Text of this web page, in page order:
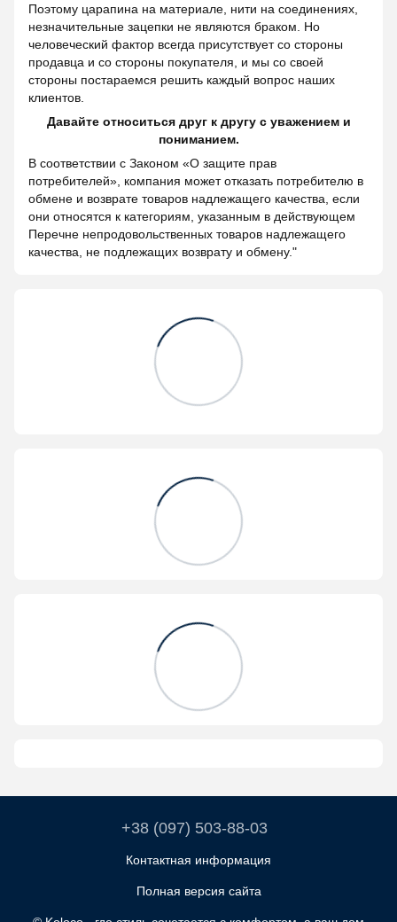
Поэтому царапина на материале, нити на соединениях,
незначительные зацепки не являются браком. Но
человеческий фактор всегда присутствует со стороны
продавца и со стороны покупателя, и мы со своей
стороны постараемся решить каждый вопрос наших
клиентов.
Давайте относиться друг к другу с уважением и
пониманием.
В соответствии с Законом «О защите прав
потребителей», компания может отказать потребителю в
обмене и возврате товаров надлежащего качества, если
они относятся к категориям, указанным в действующем
Перечне непродовольственных товаров надлежащего
качества, не подлежащих возврату и обмену."
+38 (097) 503-88-03
Контактная информация
Полная версия сайта